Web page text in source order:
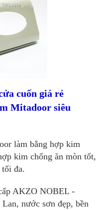
cuốn giá rẻ
Mitadoor siêu
làm bằng hợp kim
kim chống ăn mòn tốt,
đa.
AKZO NOBEL -
nước sơn đẹp, bền